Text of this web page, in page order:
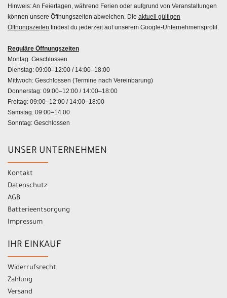
Hinweis: An Feiertagen, während Ferien oder aufgrund von Veranstaltungen
können unsere Öffnungszeiten abweichen. Die aktuell gültigen
Öffnungszeiten findest du jederzeit auf unserem Google-Unternehmensprofil.
Reguläre Öffnungszeiten
Montag: Geschlossen
Dienstag: 09:00–12:00 / 14:00–18:00
Mittwoch: Geschlossen (Termine nach Vereinbarung)
Donnerstag: 09:00–12:00 / 14:00–18:00
Freitag: 09:00–12:00 / 14:00–18:00
Samstag: 09:00–14:00
Sonntag: Geschlossen
UNSER UNTERNEHMEN
Kontakt
Datenschutz
AGB
Batterieentsorgung
Impressum
IHR EINKAUF
Widerrufsrecht
Zahlung
Versand